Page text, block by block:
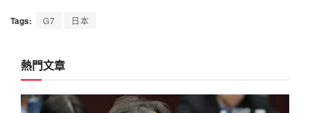
Tags: G7 日本
熱門文章